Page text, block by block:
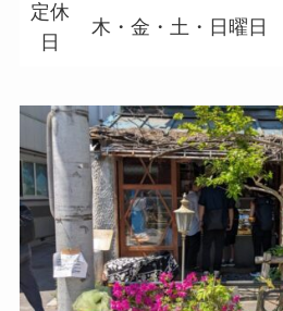
定休
日
木・金・土・日曜日